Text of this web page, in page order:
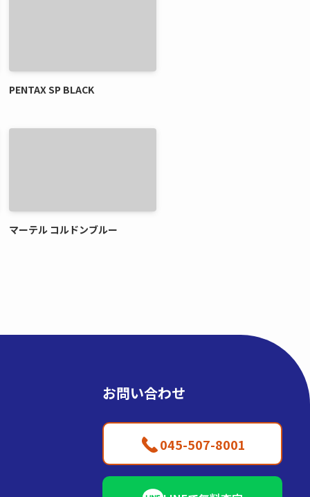
PENTAX SP BLACK
マーテル コルドンブルー
お問い合わせ
045-507-8001